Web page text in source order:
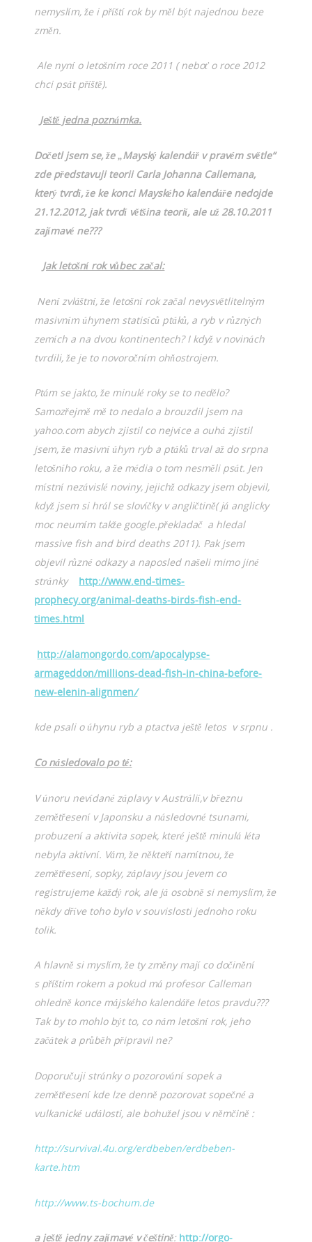
nemyslím, že i příští rok by měl být najednou beze
změn.
Ale nyní o letošním roce 2011 ( neboť o roce 2012
chci psát příště).
Ještě jedna poznámka.
Dočetl jsem se, že „Mayský kalendář v pravém světle“
zde představuji teorii Carla Johanna Callemana,
který tvrdí, že ke konci Mayského kalendáře nedojde
21.12.2012, jak tvrdí většina teorií, ale už 28.10.2011
zajímavé ne???
Jak letošní rok vůbec začal:
Není zvláštní, že letošní rok začal nevysvětlitelným
masivním úhynem statisíců ptáků, a ryb v různých
zemích a na dvou kontinentech? I když v novinách
tvrdili, že je to novoročním ohňostrojem.
Ptám se jakto, že minulé roky se to nedělo?
Samozřejmě mě to nedalo a brouzdil jsem na
yahoo.com abych zjistil co nejvíce a ouhá zjistil
jsem, že masivní úhyn ryb a ptáků trval až do srpna
letošního roku, a že média o tom nesměli psát. Jen
místní nezávislé noviny, jejichž odkazy jsem objevil,
když jsem si hrál se slovíčky v angličtině( já anglicky
moc neumím takže google.překladač a hledal
massive fish and bird deaths 2011). Pak jsem
objevil různé odkazy a naposled našeli mimo jiné
stránky http://www.end-times-
prophecy.org/animal-deaths-birds-fish-end-
times.html
http://alamongordo.com/apocalypse-
armageddon/millions-dead-fish-in-china-before-
new-elenin-alignmen/
kde psali o úhynu ryb a ptactva ještě letos v srpnu .
Co následovalo po té:
V únoru nevídané záplavy v Austrálií,v březnu
zemětřesení v Japonsku a následovné tsunami,
probuzení a aktivita sopek, které ještě minulá léta
nebyla aktivní. Vám, že někteří namítnou, že
zemětřesení, sopky, záplavy jsou jevem co
registrujeme každý rok, ale já osobně si nemyslím, že
někdy dříve toho bylo v souvislosti jednoho roku
tolik.
A hlavně si myslím, že ty změny mají co dočinění
s příštim rokem a pokud má profesor Calleman
ohledně konce májského kalendáře letos pravdu???
Tak by to mohlo být to, co nám letošní rok, jeho
začátek a průběh připravil ne?
Doporučuji stránky o pozorování sopek a
zemětřesení kde lze denně pozorovat sopečné a
vulkanické události, ale bohužel jsou v němčině :
http://survival.4u.org/erdbeben/erdbeben-
karte.htm
http://www.ts-bochum.de
a ještě jedny zajímavé v češtině: http://orgo-